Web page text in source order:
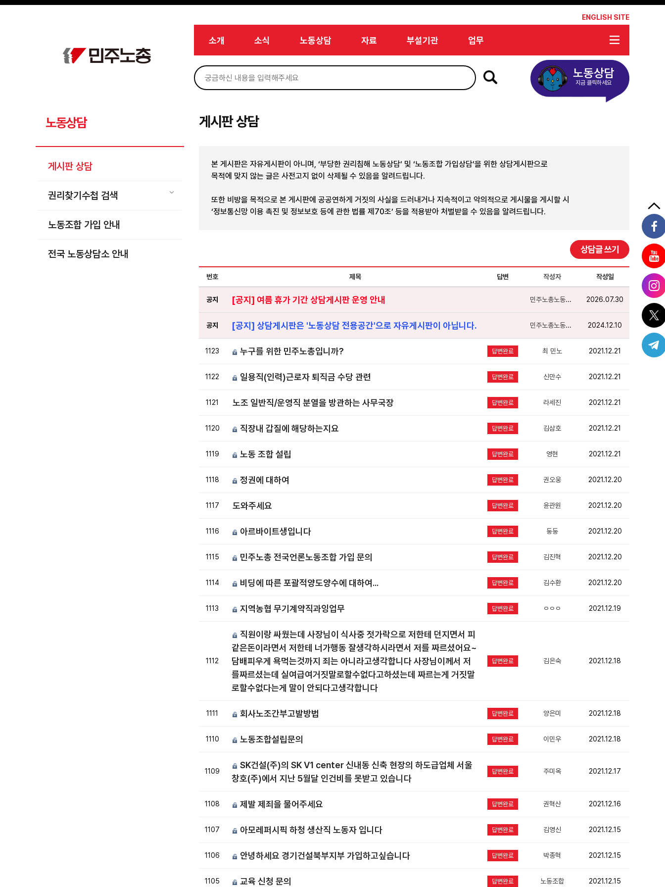
메뉴 건너뛰기
ENGLISH SITE
소개 소식 노동상담 자료 부설기관 업무
노동상담
지금 클릭하세요
노동상담
게시판 상담
권리찾기수첩 검색
노동조합 가입 안내
전국 노동상담소 안내
게시판 상담
본 게시판은 자유게시판이 아니며, ‘부당한 권리침해 노동상담’ 및 ‘노동조합 가입상담’을 위한 상담게시판으로
목적에 맞지 않는 글은 사전고지 없이 삭제될 수 있음을 알려드립니다.
또한 비방을 목적으로 본 게시판에 공공연하게 거짓의 사실을 드러내거나 지속적이고 악의적으로 게시물을 게시할 시
‘정보통신망 이용 촉진 및 정보보호 등에 관한 법률 제70조’ 등을 적용받아 처벌받을 수 있음을 알려드립니다.
상담글 쓰기
번호 제목 답변 작성자 작성일
공지 [공지] 여름 휴가 기간 상담게시판 운영 안내 민주노총노동상담 2026.07.30
공지 [공지] 상담게시판은 '노동상담 전용공간'으로 자유게시판이 아닙니다. 민주노총노동상담 2024.12.10
1123 누구를 위한 민주노총입니까? 답변완료 최 민노 2021.12.21
1122 일용직(인력)근로자 퇴직금 수당 관련 답변완료 신만수 2021.12.21
1121 노조 일반직/운영직 분열을 방관하는 사무국장 답변완료 라세진 2021.12.21
1120 직장내 갑질에 해당하는지요 답변완료 김삼호 2021.12.21
1119 노동 조합 설립 답변완료 영현 2021.12.21
1118 정권에 대하여 답변완료 권오웅 2021.12.20
1117 도와주세요 답변완료 윤관원 2021.12.20
1116 아르바이트생입니다 답변완료 둥둥 2021.12.20
1115 민주노총 전국언론노동조합 가입 문의 답변완료 김진혁 2021.12.20
1114 비딩에 따른 포괄적양도양수에 대하여... 답변완료 김수환 2021.12.20
1113 지역농협 무기계약직과잉업무 답변완료 ㅇㅇㅇ 2021.12.19
1112
직원이랑 싸웠는데 사장님이 식사중 젓가락으로 저한테 던지면서 피
같은돈이라면서 저한테 너가행동 잘생각하시라면서 저를 짜르셨어요~
담배피우게 욕먹는것까지 죄는 아니라고생각합니다 사장님이께서 저
를짜르셨는데 실여급여거짓말로할수없다고하셨는데 짜르는게 거짓말
로할수없다는게 말이 안되다고생각합니다
답변완료 김은숙 2021.12.18
1111 회사노조간부고발방법 답변완료 양은미 2021.12.18
1110 노동조합설립문의 답변완료 이민우 2021.12.18
1109
SK건설(주)의 SK V1 center 신내동 신축 현장의 하도급업체 서울
창호(주)에서 지난 5월달 인건비를 못받고 있습니다
답변완료 주미옥 2021.12.17
1108 제발 제죄을 물어주세요 답변완료 권혁산 2021.12.16
1107 아모레퍼시픽 하청 생산직 노동자 입니다 답변완료 김영신 2021.12.15
1106 안녕하세요 경기건설북부지부 가입하고싶습니다 답변완료 박종혁 2021.12.15
1105 교육 신청 문의 답변완료 노동조합 2021.12.15
권리찾기수첩 검색
찾아보기
노동조합 가입 안내
Sketchbook5, 스케치북5
Sketchbook5, 스케치북5